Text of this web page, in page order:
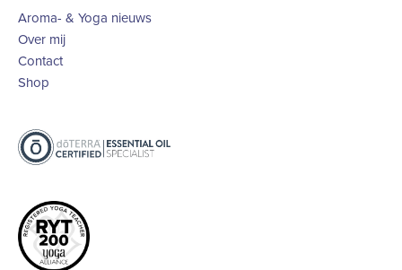
Aroma- & Yoga nieuws
Over mij
Contact
Shop